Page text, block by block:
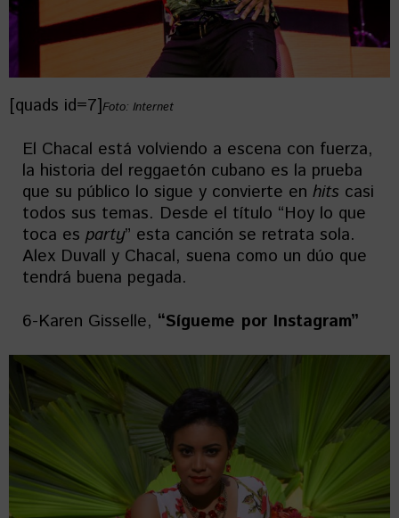
[quads id=7]Foto: Internet
El Chacal está volviendo a escena con fuerza,
la historia del reggaetón cubano es la prueba
que su público lo sigue y convierte en hits casi
todos sus temas. Desde el título “Hoy lo que
toca es party” esta canción se retrata sola.
Alex Duvall y Chacal, suena como un dúo que
tendrá buena pegada.
6-Karen Gisselle, “Sígueme por Instagram”